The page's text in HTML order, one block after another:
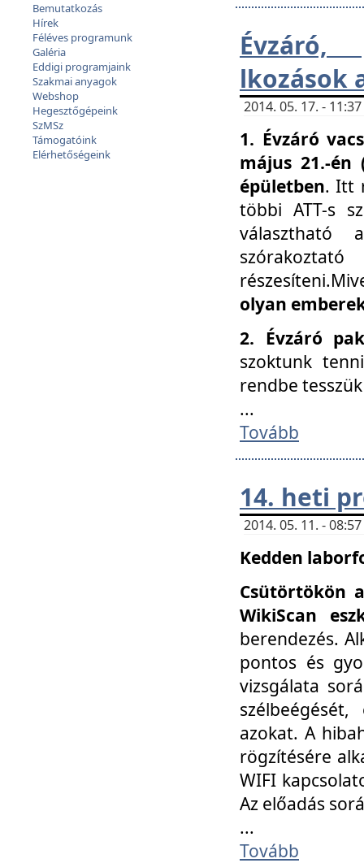
Bemutatkozás
Hírek
Féléves programunk
Galéria
Eddigi programjaink
Szakmai anyagok
Webshop
Hegesztőgépeink
SzMSz
Támogatóink
Elérhetőségeink
Évzáró,
lkozások
2014. 05. 17. -
1. Évzáró
május 21.-én
épületben. Itt
többi ATT-s
választható
olyan
2. Évzáró
szoktunk
rendbe
...
Tovább
14. heti
2014. 05. 11. -
Kedden
Csütörtökön
WikiScan
berendezés.
pontos és
vizsgálata
azokat. A
rögzítésére
WIFI
Az előadás
...
Tovább